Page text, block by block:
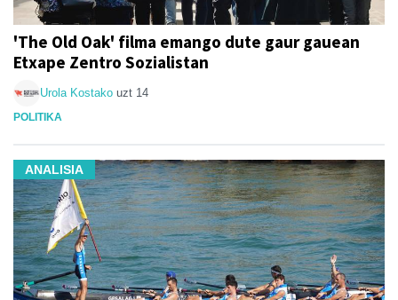
'The Old Oak' filma emango dute gaur gauean
Etxape Zentro Sozialistan
Urola Kostako uzt 14
POLITIKA
ANALISIA